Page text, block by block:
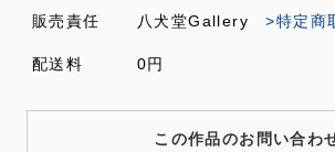
販売責任 八犬堂Gallery>特定商
配送料 0円
この作品のお問い合わ